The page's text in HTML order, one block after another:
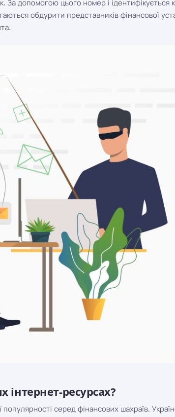
За допомогою цього номер і ідентифікується
обдурити представників фінансової
інтернет-ресурсах?
серед фінансових шахраїв.